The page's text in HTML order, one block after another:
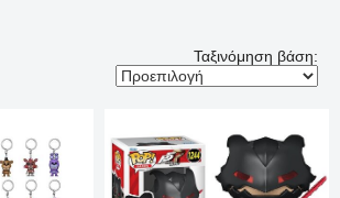
Ταξινόμηση βάση: